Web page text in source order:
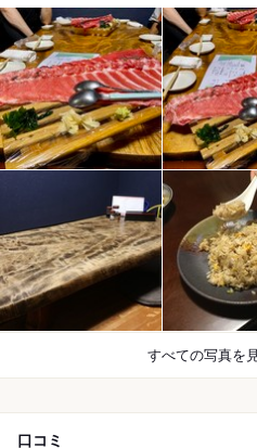
すべての写真を
口コミ